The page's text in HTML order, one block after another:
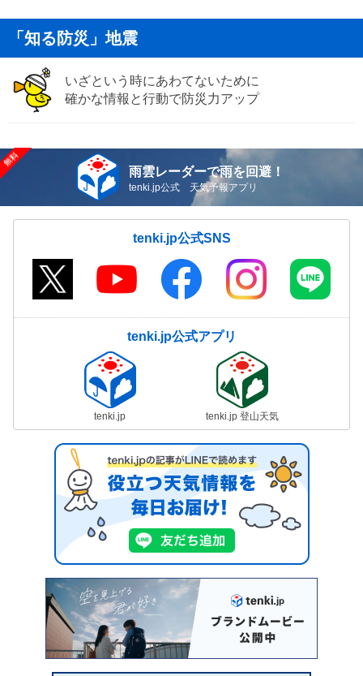
「知る防災」地震
いざという時にあわてないために
確かな情報と行動で防災力アップ
雨雲レーダーで雨を回避！
tenki.jp公式 天気予報アプリ
tenki.jp公式SNS
tenki.jp公式アプリ
tenki.jp tenki.jp 登山天気